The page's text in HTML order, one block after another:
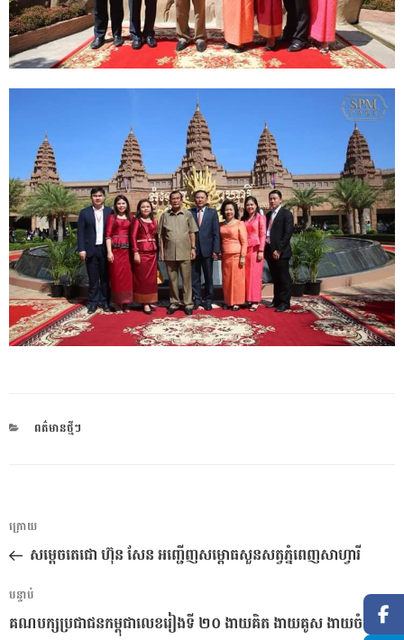
CATEGORIES
ពត៌មានថ្មីៗ
ការ​
នាំទិស​
ប្រកាស
អត្ថបទ
មុន
ក្រោយ
សម្តេចតេជោ ហ៊ុន សែន អញ្ជើញសម្ពោធសួនសត្វភ្នំពេញសាហ្វារី
អត្ថបទ
បន្ទាប់
បន្ទាប់
គណបក្សប្រជាជនកម្ពុជាលេខរៀងទី ២០ ងាយគិត ងាយគូស ងាយចំ